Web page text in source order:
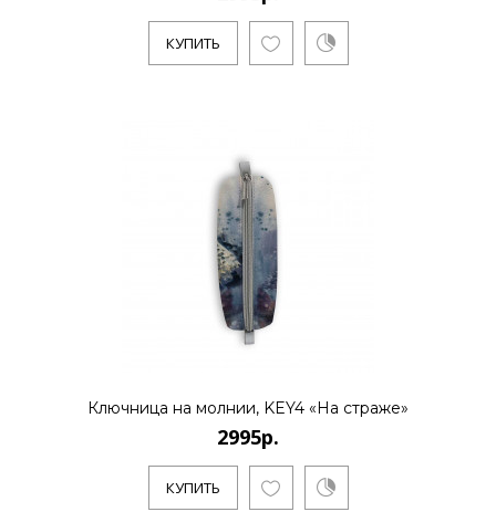
КУПИТЬ
Ключница на молнии, KEY4 «На страже»
2995р.
КУПИТЬ